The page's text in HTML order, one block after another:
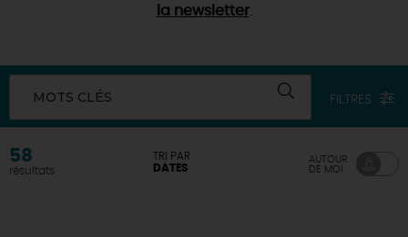
DEMAIN
la newsletter.
MOTS CLÉS FILTRES
58
résultats
TRI PAR
DATES
AUTOUR
DE MOI